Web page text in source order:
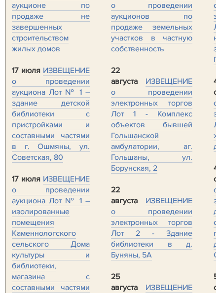
аукционе по
продаже не
завершенных
строительством
жилых домов
17 июля ИЗВЕЩЕНИЕ
о проведении
аукциона Лот № 1 –
здание детской
библиотеки с
пристройками и
составными частями
в г. Ошмяны, ул.
Советская, 80
17 июля ИЗВЕЩЕНИЕ
о проведении
аукциона Лот № 1 –
изолированные
помещения
Каменнологского
сельского Дома
культуры и
библиотеки,
магазина с
составными частями
о проведении
аукционов по
продаже земельных
участков в частную
собственность
22
августа
ИЗВЕЩЕНИЕ
о проведении
электронных торгов
Лот 1 - Комплекс
объектов бывшей
Гольшанской
амбулатории, аг.
Гольшаны, ул.
Борунская, 2
22
августа
ИЗВЕЩЕНИЕ
о проведении
электронных торгов
Лот 2 - Здание
библиотеки в д.
Буняны, 5А
25
августа
ИЗВЕЩЕНИЕ
4
4
5